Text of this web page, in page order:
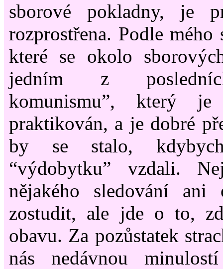
sborové pokladny, je
rozprostřena. Podle
které se okolo
jedním z
komunismu”, který
praktikován, a je dobré
by se stalo,
“výdobytku” vzdali.
nějakého sledování ani
zostudit, ale jde o to,
obavu. Za pozůstatek
nás nedávnou